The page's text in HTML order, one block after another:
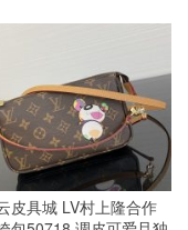
皮具城 LV村上隆合作